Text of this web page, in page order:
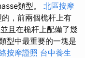
類型。 北區按摩
，前兩個桅杆上有
且在桅杆上配備了幾
型中最重要的一塊是
按摩證照 台中養生